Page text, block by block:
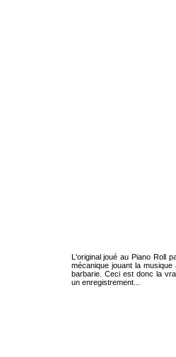
L'original joué au Piano Roll
mécanique jouant la
barbarie. Ceci est donc la
un enregistrement...